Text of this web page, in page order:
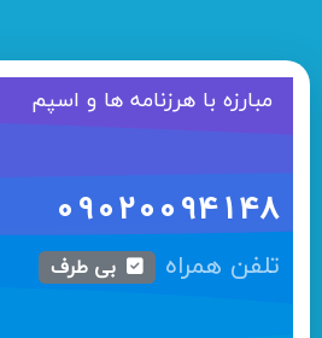
مبارزه با هرزنامه ها و اسپم
09020094148
تلفن همراه بی طرف